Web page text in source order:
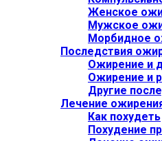
Женское
Мужское
Морбидное
Последствия
Ожирение и
Ожирение и
Другие
Лечение
Как похудеть
Похудение